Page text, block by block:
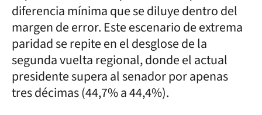
diferencia mínima que se diluye dentro del
margen de error. Este escenario de extrema
paridad se repite en el desglose de la
segunda vuelta regional, donde el actual
presidente supera al senador por apenas
tres décimas (44,7% a 44,4%).